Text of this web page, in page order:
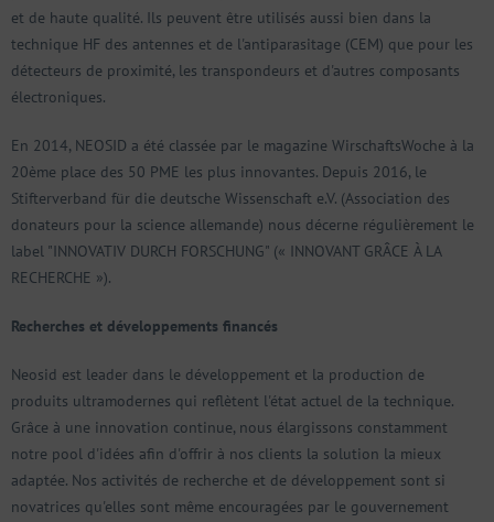
et de haute qualité. Ils peuvent être utilisés aussi bien dans la
technique HF des antennes et de l'antiparasitage (CEM) que pour les
détecteurs de proximité, les transpondeurs et d'autres composants
électroniques.
En 2014, NEOSID a été classée par le magazine WirschaftsWoche à la
20ème place des 50 PME les plus innovantes. Depuis 2016, le
Stifterverband für die deutsche Wissenschaft e.V. (Association des
donateurs pour la science allemande) nous décerne régulièrement le
label "INNOVATIV DURCH FORSCHUNG" (« INNOVANT GRÂCE À LA
RECHERCHE »).
Recherches et développements financés
Neosid est leader dans le développement et la production de
produits ultramodernes qui reflètent l'état actuel de la technique.
Grâce à une innovation continue, nous élargissons constamment
notre pool d'idées afin d'offrir à nos clients la solution la mieux
adaptée. Nos activités de recherche et de développement sont si
novatrices qu'elles sont même encouragées par le gouvernement